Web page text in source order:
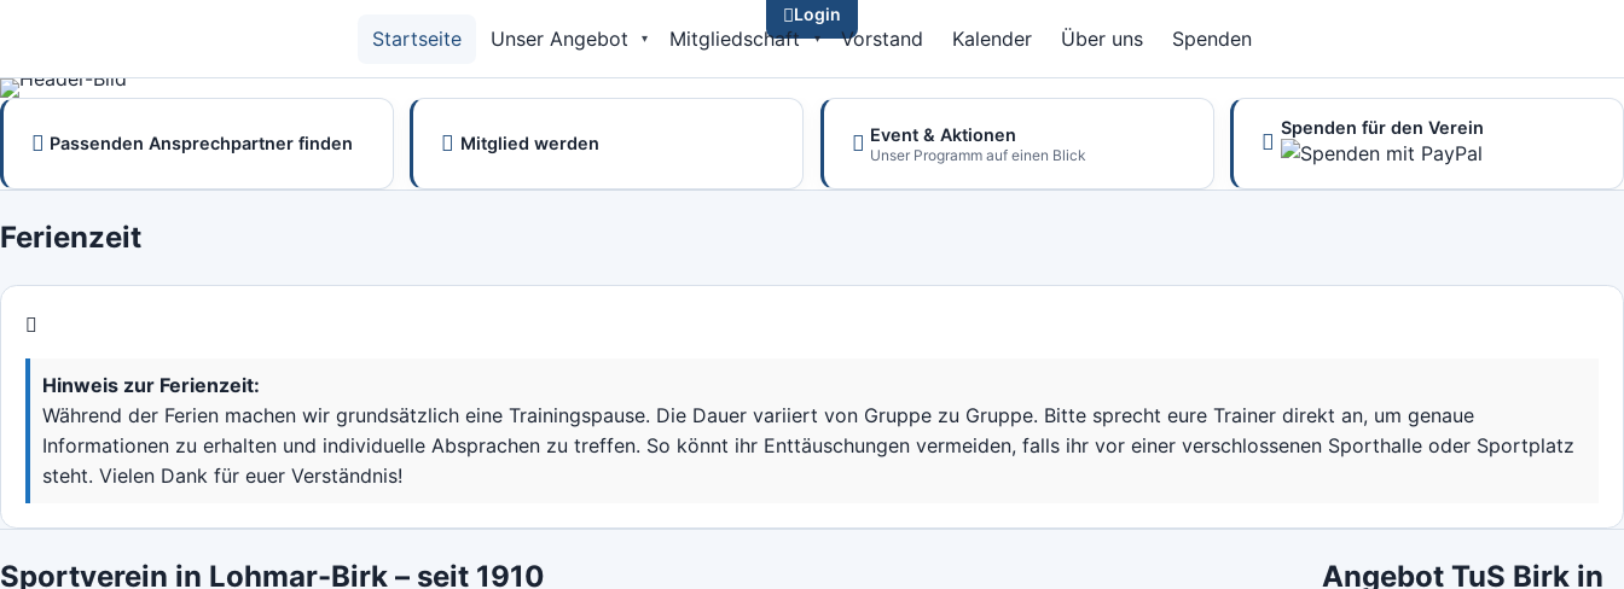
springen
Startseite Unser Angebot Mitgliedschaft Vorstand Kalender Über uns Spenden
Login
Passenden Ansprechpartner finden Mitglied werden Event & Aktionen
Unser Programm auf einen Blick
Spenden für den Verein
Ferienzeit
Hinweis zur Ferienzeit:
Während der Ferien machen wir grundsätzlich eine Trainingspause. Die Dauer variiert von Gruppe zu Gruppe. Bitte sprecht eure Trainer direkt an, um genaue
Informationen zu erhalten und individuelle Absprachen zu treffen. So könnt ihr Enttäuschungen vermeiden, falls ihr vor einer verschlossenen Sporthalle oder Sportplatz
steht. Vielen Dank für euer Verständnis!
Sportverein in Lohmar-Birk – seit 1910
Angebot TuS Birk in